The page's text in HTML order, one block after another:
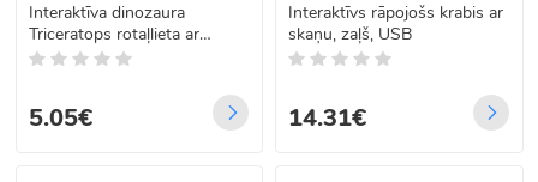
Interaktīva dinozaura
Triceratops rotaļlieta ar
baterijām – staigā, spīd un
5.05€
Interaktīvs rāpojošs krabis ar
skaņu, zaļš, USB
14.31€